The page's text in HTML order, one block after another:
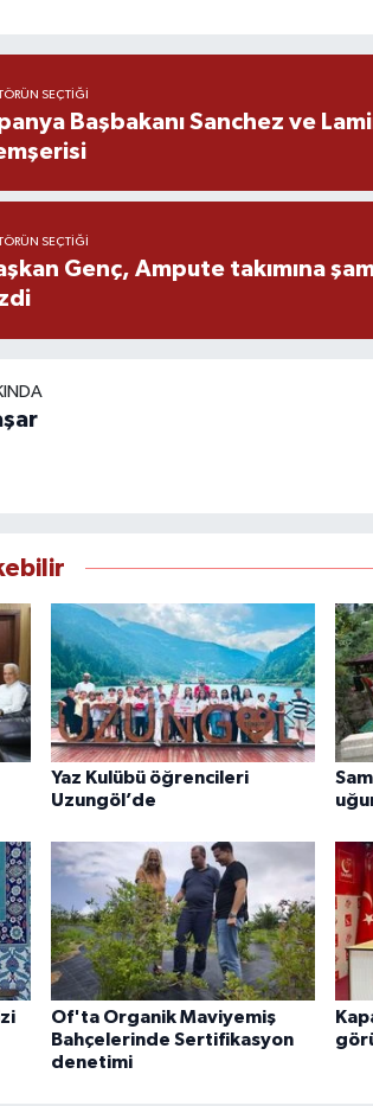
SEÇTIĞI
Başbakanı Sanchez ve
SEÇTIĞI
Genç, Ampute takımına
Yaz Kulübü öğrencileri
Uzungöl’de
Of'ta Organik Maviyemiş
Bahçelerinde Sertifikasyon
denetimi